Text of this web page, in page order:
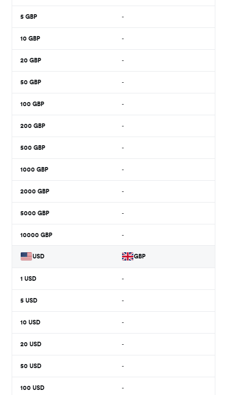
5 GBP -
10 GBP -
20 GBP -
50 GBP -
100 GBP -
200 GBP -
500 GBP -
1000 GBP -
2000 GBP -
5000 GBP -
10000 GBP -
USD GBP
1 USD -
5 USD -
10 USD -
20 USD -
50 USD -
100 USD -